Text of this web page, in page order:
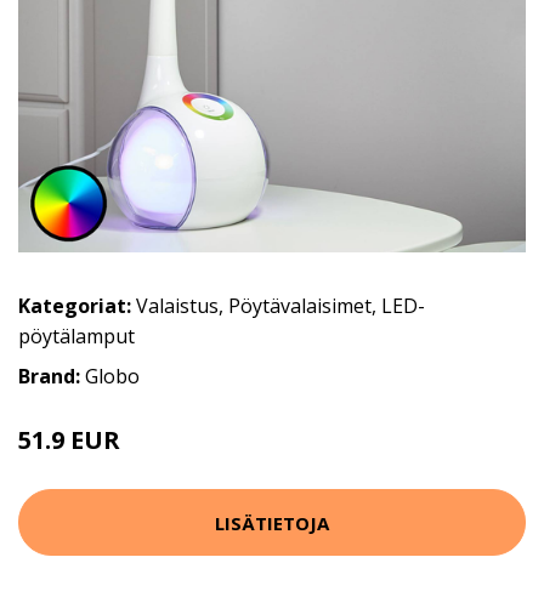
Kategoriat:Valaistus, Pöytävalaisimet, LED-
pöytälamput
Brand:Globo
51.9 EUR
LISÄTIETOJA